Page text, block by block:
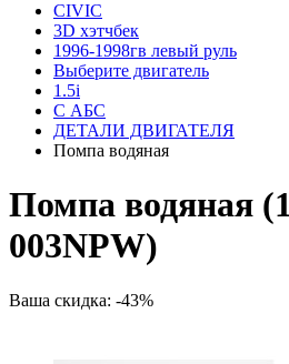
CIVIC
3D хэтчбек
1996-1998гв левый руль
Выберите двигатель
1.5i
С АБС
ДЕТАЛИ ДВИГАТЕЛЯ
Помпа водяная
Помпа водяная
003NPW)
Ваша скидка: -43%